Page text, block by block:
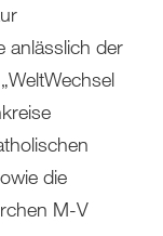
anlässlich der
die
M-V